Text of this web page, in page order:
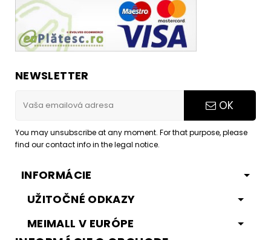
NEWSLETTER
OK
You may unsubscribe at any moment. For that purpose, please
find our contact info in the legal notice.
INFORMÁCIE
UŽITOČNÉ ODKAZY
MEIMALL V EURÓPE